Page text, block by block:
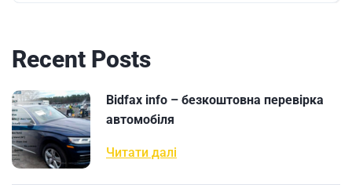
Recent Posts
Bidfax info – безкоштовна перевірка
автомобіля
Читати далі